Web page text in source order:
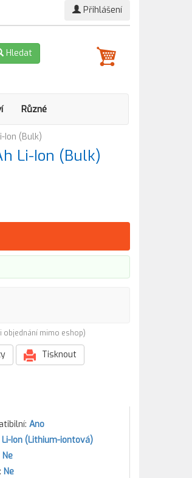
Přihlášení
Hledat
Různé
Ion (Bulk)
Li-Ion (Bulk)
objednání mimo eshop)
Tisknout
Ano
Li-Ion (Lithium-iontová)
Ne
Ne